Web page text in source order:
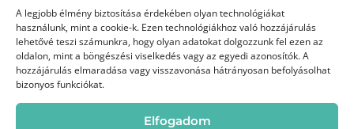
A legjobb élmény biztosítása érdekében olyan technológiákat
használunk, mint a cookie-k. Ezen technológiákhoz való hozzájárulás
lehetővé teszi számunkra, hogy olyan adatokat dolgozzunk fel ezen az
oldalon, mint a böngészési viselkedés vagy az egyedi azonosítók. A
hozzájárulás elmaradása vagy visszavonása hátrányosan befolyásolhat
bizonyos funkciókat.
Elfogadom
Augusztus 3-19.között az Egressy Dentalnál
Most 35 000 Ft
45 000 Fthelyett